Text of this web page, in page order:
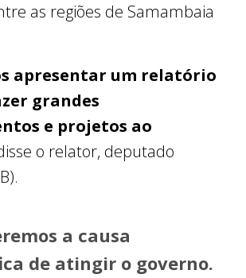
as regiões de Samambaia
apresentar um relatório
grandes
e projetos ao
o relator, deputado
a causa
de atingir o governo.